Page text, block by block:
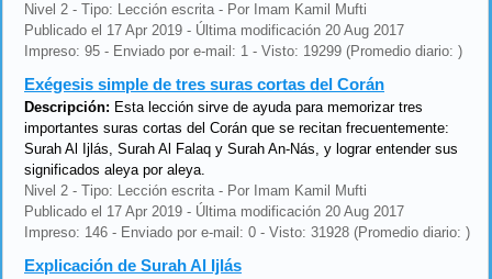
Nivel 2 - Tipo: Lección escrita - Por Imam Kamil Mufti
Publicado el 17 Apr 2019 - Última modificación 20 Aug 2017
Impreso: 95 - Enviado por e-mail: 1 - Visto: 19299 (Promedio diario: )
Exégesis simple de tres suras cortas del Corán
Descripción: Esta lección sirve de ayuda para memorizar tres
importantes suras cortas del Corán que se recitan frecuentemente:
Surah Al Ijlás, Surah Al Falaq y Surah An-Nás, y lograr entender sus
significados aleya por aleya.
Nivel 2 - Tipo: Lección escrita - Por Imam Kamil Mufti
Publicado el 17 Apr 2019 - Última modificación 20 Aug 2017
Impreso: 146 - Enviado por e-mail: 0 - Visto: 31928 (Promedio diario: )
Explicación de Surah Al Ijlás